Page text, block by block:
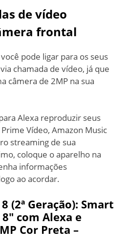
de vídeo
frontal
pode ligar para os seus
chamada de vídeo, já que
câmera de 2MP na sua
Alexa reproduzir seus
Vídeo, Amazon Music
streaming de sua
coloque o aparelho na
informações
ao acordar.
(2ª Geração): Smart
com Alexa e
Cor Preta –